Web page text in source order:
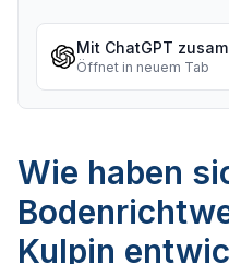
Mit ChatGPT
Öffnet in neuem Tab
Wie haben
Kulpin